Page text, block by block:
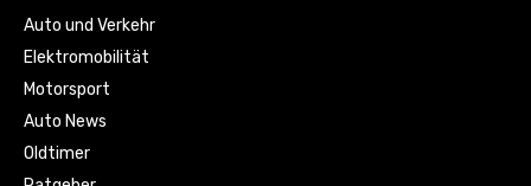
Auto und Verkehr
Elektromobilität
Motorsport
Auto News
Oldtimer